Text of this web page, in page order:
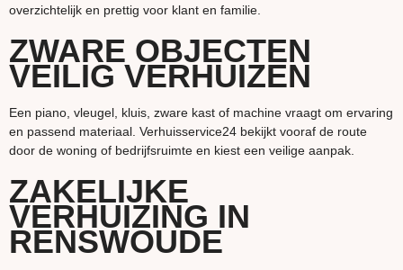
overzichtelijk en prettig voor klant en familie.
ZWARE OBJECTEN
VEILIG VERHUIZEN
Een piano, vleugel, kluis, zware kast of machine vraagt om ervaring
en passend materiaal. Verhuisservice24 bekijkt vooraf de route
door de woning of bedrijfsruimte en kiest een veilige aanpak.
ZAKELIJKE
VERHUIZING IN
RENSWOUDE